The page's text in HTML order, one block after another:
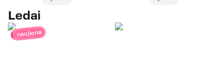
Ledai
naujiena